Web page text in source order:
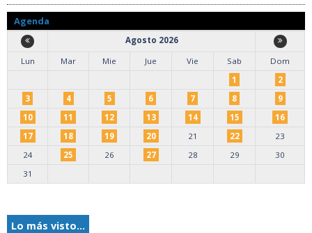
Agenda
Agosto 2026
Lun
Mar Mie Jue Vie Sab
Dom
1
2
3
4 5 6 7 8
9
10
11 12 13 14 15
16
17
18 19 20 21 22
23
24
25 26 27 28 29
30
31
Lo más visto...